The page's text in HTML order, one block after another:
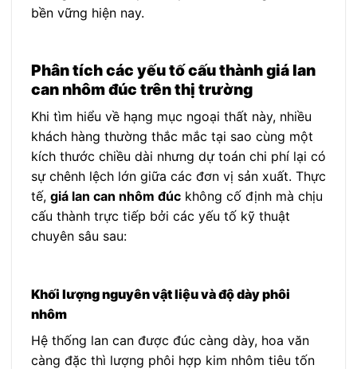
bền vững hiện nay.
Phân tích các yếu tố cấu thành giá lan
can nhôm đúc trên thị trường
Khi tìm hiểu về hạng mục ngoại thất này, nhiều
khách hàng thường thắc mắc tại sao cùng một
kích thước chiều dài nhưng dự toán chi phí lại có
sự chênh lệch lớn giữa các đơn vị sản xuất. Thực
tế, giá lan can nhôm đúc không cố định mà chịu
cấu thành trực tiếp bởi các yếu tố kỹ thuật
chuyên sâu sau:
Khối lượng nguyên vật liệu và độ dày phôi
nhôm
Hệ thống lan can được đúc càng dày, hoa văn
càng đặc thì lượng phôi hợp kim nhôm tiêu tốn